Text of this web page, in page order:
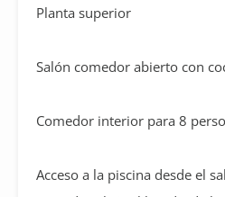
Planta superior
Salón comedor abierto con
Comedor interior para 8
Acceso a la piscina desde el